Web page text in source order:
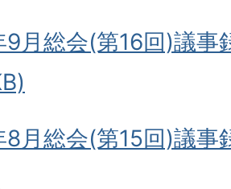
9月総会(第16回)議事
8月総会(第15回)議事